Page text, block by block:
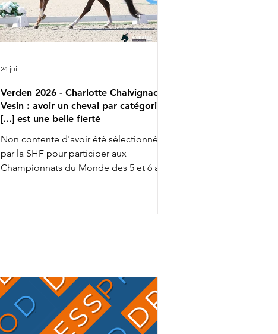
Verden 2026 - Charlotte Chalvignac
Vesin : avoir un cheval par catégorie
[...] est une belle fierté
Non contente d'avoir été sélectionnée
par la SHF pour participer aux
Championnats du Monde des 5 et 6 ans
Chalvignac et Jean Vesin prendront
dans quelques jours la route de
l'Allemagne avec 1 cheval par catégo
24 juil.